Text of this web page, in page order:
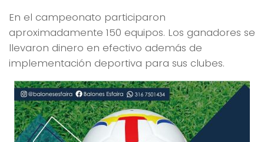
En el campeonato participaron
aproximadamente 150 equipos. Los ganadores se
llevaron dinero en efectivo además de
implementación deportiva para sus clubes.